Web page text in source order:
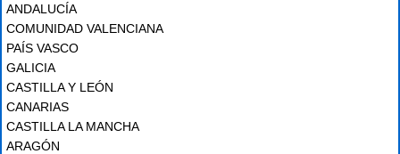
ANDALUCÍA
COMUNIDAD VALENCIANA
PAÍS VASCO
GALICIA
CASTILLA Y LEÓN
CANARIAS
CASTILLA LA MANCHA
ARAGÓN